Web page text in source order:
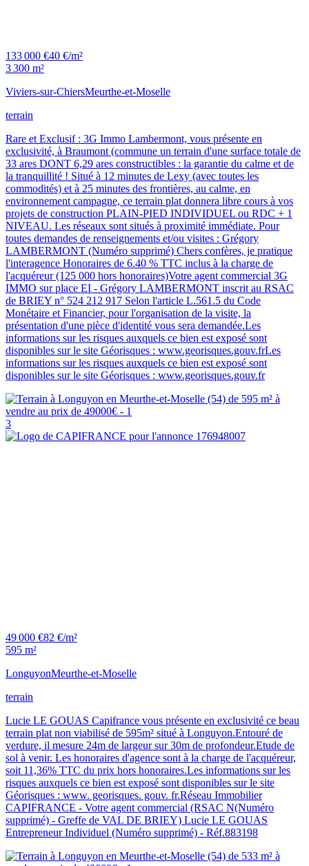
133 000 €40 €/m²
3 300 m²
Viviers-sur-ChiersMeurthe-et-Moselle
terrain
Rare et Exclusif : 3G Immo Lambermont, vous présente en
exclusivité, à Braumont (commune un terrain d'une surface totale de
33 ares DONT 6,29 ares constructibles : la garantie du calme et de
la tranquillité ! Situé à 12 minutes de Lexy (avec toutes les
commodités) et à 25 minutes des frontières, au calme, en
environnement campagne, ce terrain plat donnera libre cours à vos
projets de construction PLAIN-PIED INDIVIDUEL ou RDC + 1
NIVEAU. Les réseaux sont situés à proximité immédiate. Pour
toutes demandes de renseignements et/ou visites : Grégory
LAMBERMONT (Numéro supprimé) Chers confères, je pratique
l'interagence Honoraires de 6.40 % TTC inclus à la charge de
l'acquéreur (125 000 hors honoraires)Votre agent commercial 3G
IMMO sur place EI - Grégory LAMBERMONT inscrit au RSAC
de BRIEY n° 524 212 917 Selon l'article L.561.5 du Code
Monétaire et Financier, pour l'organisation de la visite, la
présentation d'une pièce d'identité vous sera demandée.Les
informations sur les risques auxquels ce bien est exposé sont
disponibles sur le site Géorisques : www.georisques.gouv.frLes
informations sur les risques auxquels ce bien est exposé sont
disponibles sur le site Géorisques : www.georisques.gouv.fr
3
49 000 €82 €/m²
595 m²
LonguyonMeurthe-et-Moselle
terrain
Lucie LE GOUAS Capifrance vous présente en exclusivité ce beau
terrain plat non viabilisé de 595m² situé à Longuyon.Entouré de
verdure, il mesure 24m de largeur sur 30m de profondeur.Etude de
sol à venir. Les honoraires d'agence sont à la charge de l'acquéreur,
soit 11,36% TTC du prix hors honoraires.Les informations sur les
risques auxquels ce bien est exposé sont disponibles sur le site
Géorisques : www. georisques. gouv. fr.Réseau Immobilier
CAPIFRANCE - Votre agent commercial (RSAC N(Numéro
supprimé) - Greffe de VAL DE BRIEY) Lucie LE GOUAS
Entrepreneur Individuel (Numéro supprimé) - Réf.883198